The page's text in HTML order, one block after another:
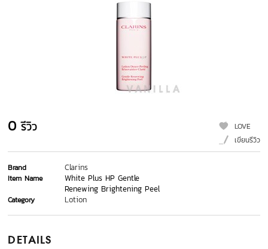
0 รีวิว
LOVE
เขียนรีวิว
Brand Clarins
Item Name
White Plus HP Gentle
Renewing Brightening Peel
Category Lotion
DETAILS